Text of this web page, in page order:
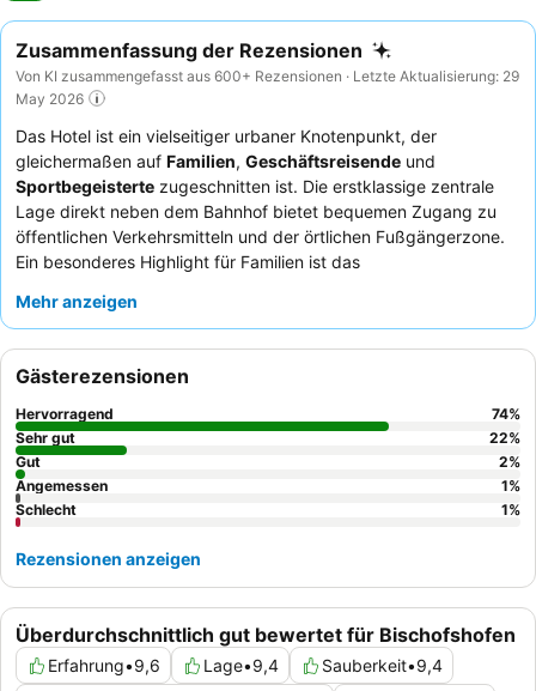
Zusammenfassung der Rezensionen
Von KI zusammengefasst aus 600+ Rezensionen · Letzte Aktualisierung: 29
May 2026
Das Hotel ist ein vielseitiger urbaner Knotenpunkt, der
gleichermaßen auf Familien, Geschäftsreisende und
Sportbegeisterte zugeschnitten ist. Die erstklassige zentrale
Lage direkt neben dem Bahnhof bietet bequemen Zugang zu
öffentlichen Verkehrsmitteln und der örtlichen Fußgängerzone.
Ein besonderes Highlight für Familien ist das
Gäste bestens unterhält. Die Gäste loben durchweg das
Frühstücksbuffet erhält hohe Bewertungen für Qualität, Vielfalt
und regionale Produkte. Für einen ruhigeren Aufenthalt
empfiehlt es sich, ein Zimmer mit Gartenblick anzufragen.
Mehr anzeigen
Überdurchschnittlich gut bewertet für Bischofshofen
Erfahrung•9,6 Lage•9,4 Sauberkeit•9,4
Gästerezensionen
Hervorragend 74%
Sehr gut
22%
Gut
2%
Angemessen
1%
Schlecht
1%
Rezensionen anzeigen